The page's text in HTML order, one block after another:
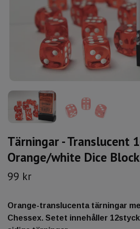
Tärningar - Translucent
Orange/white Dice
99 kr
Orange-translucenta tärningar
Chessex. Setet innehåller